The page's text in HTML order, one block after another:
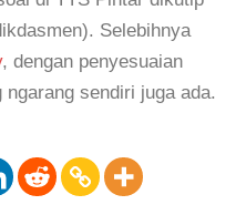
Selebihnya
, dengan penyesuaian
ngarang sendiri juga ada.